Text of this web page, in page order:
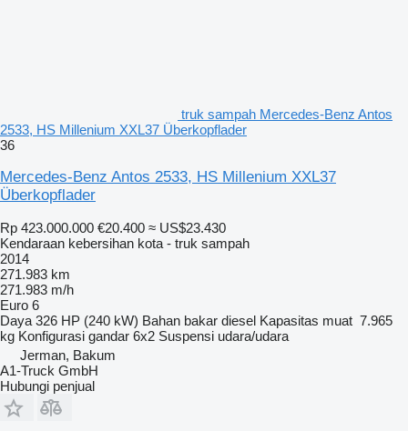
truk sampah Mercedes-Benz Antos
2533, HS Millenium XXL37 Überkopflader
36
Mercedes-Benz Antos 2533, HS Millenium XXL37
Überkopflader
Rp 423.000.000 €20.400 ≈ US$23.430
Kendaraan kebersihan kota - truk sampah
2014
271.983 km
271.983 m/h
Euro 6
Daya 326 HP (240 kW) Bahan bakar diesel Kapasitas muat 7.965
kg Konfigurasi gandar 6x2 Suspensi udara/udara
Jerman, Bakum
A1-Truck GmbH
Hubungi penjual